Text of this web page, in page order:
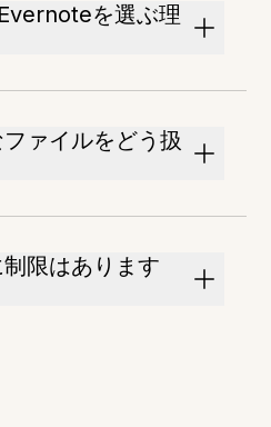
を選ぶ理
ァイルをどう扱
限はあります